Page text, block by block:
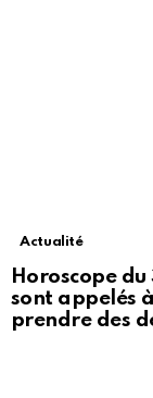
Actualité
Horoscope
sont appelés
prendre des